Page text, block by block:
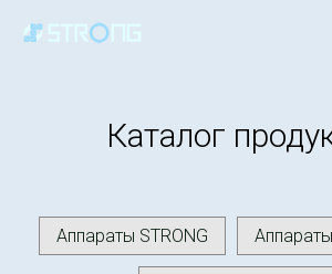
Каталог
Аппараты STRONG